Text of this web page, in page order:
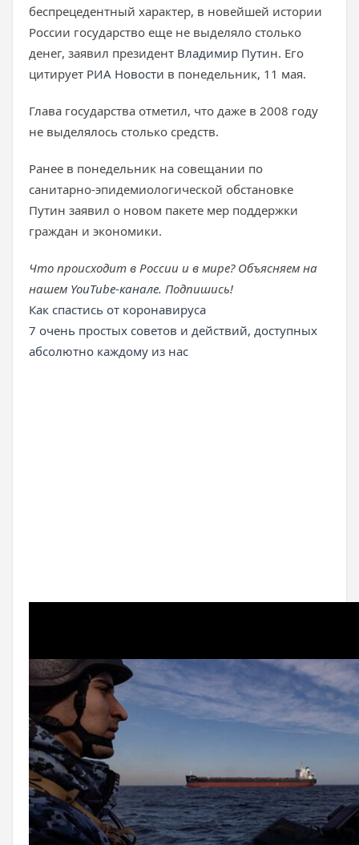
беспрецедентный характер, в новейшей истории
России государство еще не выделяло столько
денег, заявил президент Владимир Путин. Его
цитирует РИА Новости в понедельник, 11 мая.
Глава государства отметил, что даже в 2008 году
не выделялось столько средств.
Ранее в понедельник на совещании по
санитарно-эпидемиологической обстановке
Путин заявил о новом пакете мер поддержки
граждан и экономики.
Что происходит в России и в мире? Объясняем на
нашем YouTube-канале. Подпишись!
Как спастись от коронавируса
7 очень простых советов и действий, доступных
абсолютно каждому из нас